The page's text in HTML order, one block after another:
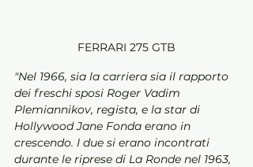
FERRARI 275 GTB
"Nel 1966, sia la carriera sia il rapporto
dei freschi sposi Roger Vadim
Plemiannikov, regista, e la star di
Hollywood Jane Fonda erano in
crescendo. I due si erano incontrati
durante le riprese di La Ronde nel 1963,